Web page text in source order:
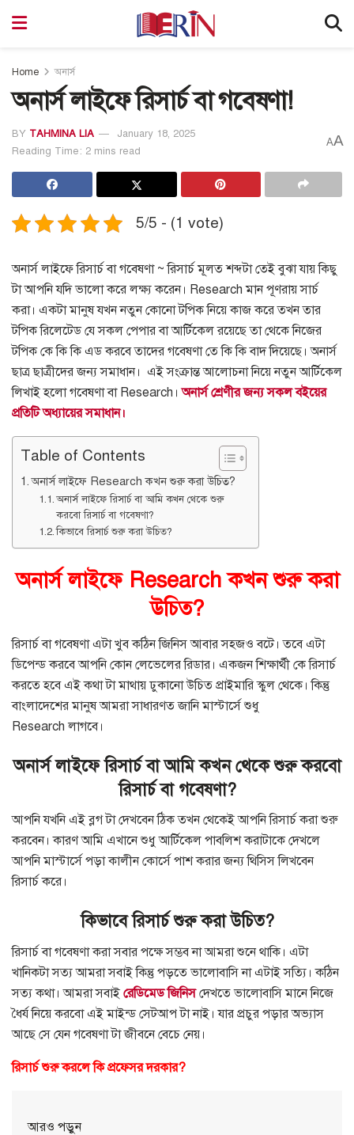
Home অনার্স
অনার্স লাইফে রিসার্চ বা গবেষণা!
BY TAHMINA LIA
January 18, 2025
Reading Time: 2 mins read
AA
5/5 - (1 vote)
অনার্স লাইফে রিসার্চ বা গবেষণা ~ রিসার্চ মূলত শব্দটা তেই বুঝা যায় কিছু
টা আপনি যদি ভালো করে লক্ষ্য করেন। Research মান পূণরায় সার্চ
করা। একটা মানুষ যখন নতুন কোনো টপিক নিয়ে কাজ করে তখন তার
টপিক রিলেটেড যে সকল পেপার বা আর্টিকেল রয়েছে তা থেকে নিজের
টপিক কে কি কি এড করবে তাদের গবেষণা তে কি কি বাদ দিয়েছে। অনার্স
ছাত্র ছাত্রীদের জন্য সমাধান। এই সংক্রান্ত আলোচনা নিয়ে নতুন আর্টিকেল
লিখাই হলো গবেষণা বা Research।অনার্স শ্রেণীর জন্য সকল বইয়ের
প্রতিটি অধ্যায়ের সমাধান।
Table of Contents
অনার্স লাইফে Research কখন শুরু করা উচিত?
অনার্স লাইফে রিসার্চ বা আমি কখন থেকে শুরু
করবো রিসার্চ বা গবেষণা?
কিভাবে রিসার্চ শুরু করা উচিত?
অনার্স লাইফে Research কখন শুরু করা
উচিত?
রিসার্চ বা গবেষণা এটা খুব কঠিন জিনিস আবার সহজও বটে। তবে এটা
ডিপেন্ড করবে আপনি কোন লেভেলের রিডার। একজন শিক্ষার্থী কে রিসার্চ
করতে হবে এই কথা টা মাথায় ঢুকানো উচিত প্রাইমারি স্কুল থেকে। কিন্তু
বাংলাদেশের মানুষ আমরা সাধারণত জানি মাস্টার্সে শুধু
Research লাগবে।
অনার্স লাইফে রিসার্চ বা আমি কখন থেকে শুরু করবো
রিসার্চ বা গবেষণা?
আপনি যখনি এই ব্লগ টা দেখবেন ঠিক তখন থেকেই আপনি রিসার্চ করা শুরু
করবেন। কারণ আমি এখানে শুধু আর্টিকেল পাবলিশ করাটাকে দেখলে
আপনি মাস্টার্সে পড়া কালীন কোর্সে পাশ করার জন্য থিসিস লিখবেন
রিসার্চ করে।
কিভাবে রিসার্চ শুরু করা উচিত?
রিসার্চ বা গবেষণা করা সবার পক্ষে সম্ভব না আমরা শুনে থাকি। এটা
খানিকটা সত্য আমরা সবাই কিন্তু পড়তে ভালোবাসি না এটাই সত্যি। কঠিন
সত্য কথা। আমরা সবাই রেডিমেড জিনিস দেখতে ভালোবাসি মানে নিজে
ধৈর্য নিয়ে করবো এই মাইন্ড সেটআপ টা নাই। যার প্রচুর পড়ার অভ্যাস
আছে সে যেন গবেষণা টা জীবনে বেচে নেয়।
রিসার্চ শুরু করলে কি প্রফেসর দরকার?
আরও পড়ুন